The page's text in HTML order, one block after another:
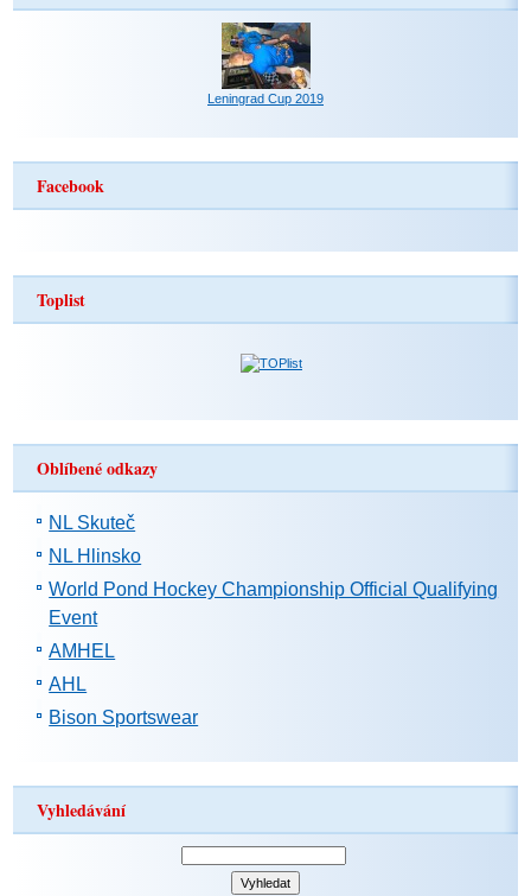
Leningrad Cup 2019
Facebook
Toplist
Oblíbené odkazy
NL Skuteč
NL Hlinsko
World Pond Hockey Championship Official Qualifying
Event
AMHEL
AHL
Bison Sportswear
Vyhledávání